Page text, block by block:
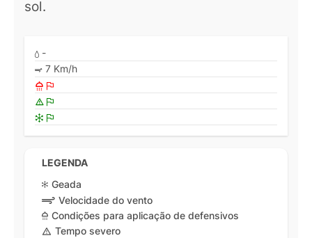
sol.
-
7 Km/h
LEGENDA
Geada
Velocidade do vento
Condições para aplicação de defensivos
Tempo severo